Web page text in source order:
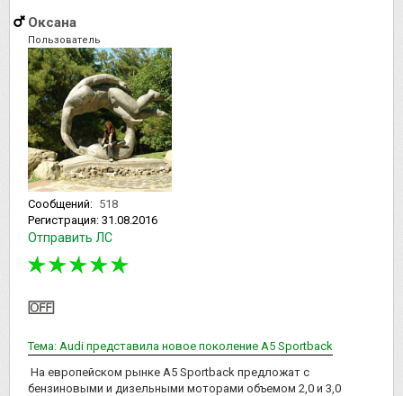
Оксана
Пользователь
Сообщений: 518
Регистрация: 31.08.2016
Отправить ЛС
Тема: Audi представила новое поколение A5 Sportback
На европейском рынке A5 Sportback предложат с
бензиновыми и дизельными моторами объемом 2,0 и 3,0